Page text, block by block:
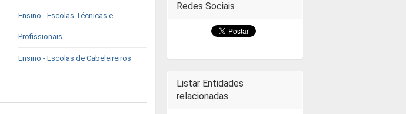
Ensino - Escolas Técnicas e
Profissionais
Ensino - Escolas de Cabeleireiros
Redes Sociais
Listar Entidades
relacionadas